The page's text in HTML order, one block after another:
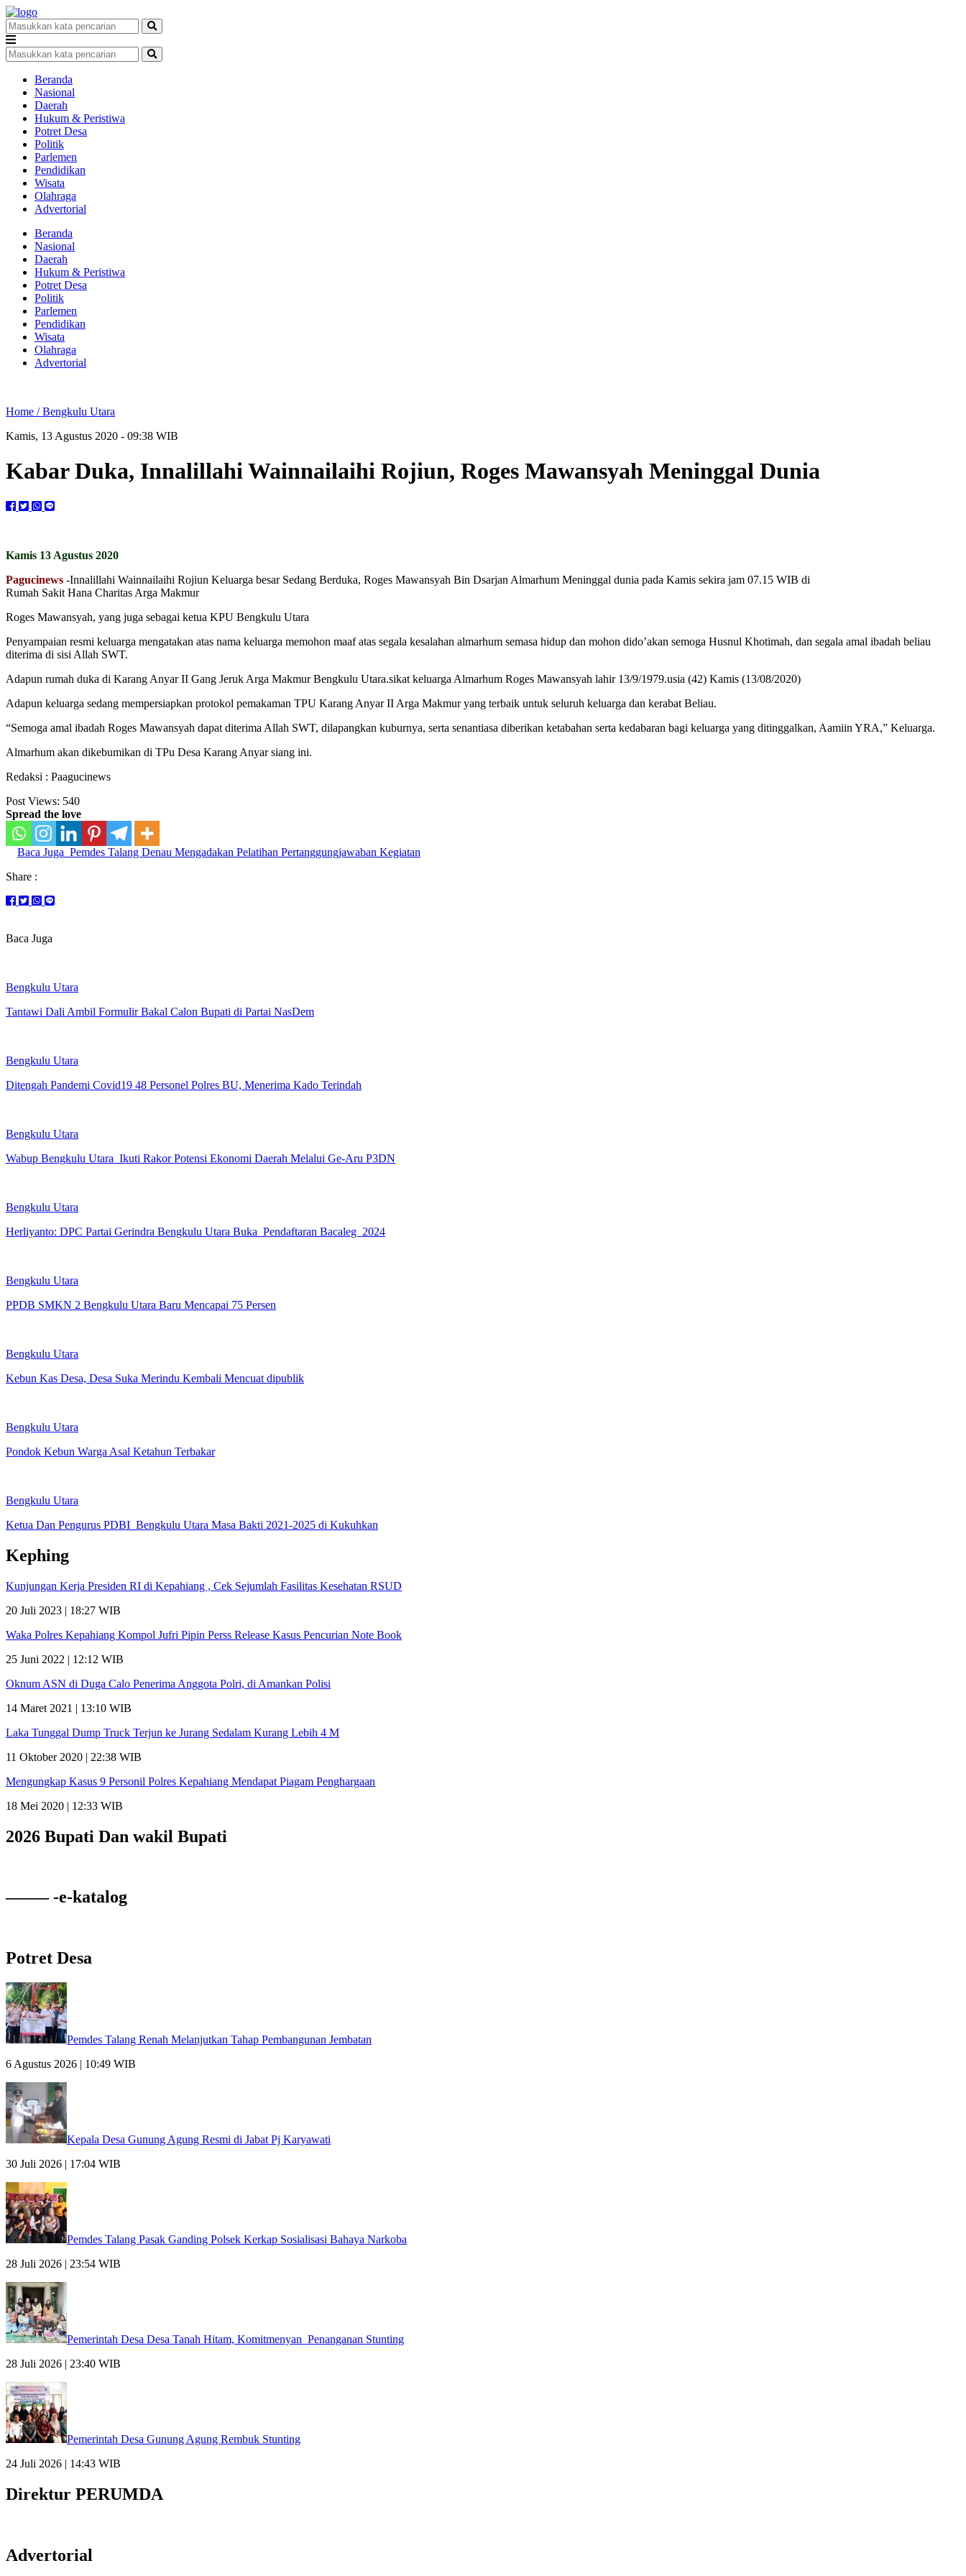
Beranda
Nasional
Daerah
Hukum & Peristiwa
Potret Desa
Politik
Parlemen
Pendidikan
Wisata
Olahraga
Advertorial
Beranda
Nasional
Daerah
Hukum & Peristiwa
Potret Desa
Politik
Parlemen
Pendidikan
Wisata
Olahraga
Advertorial
Home /Bengkulu Utara
Kamis, 13 Agustus 2020 - 09:38 WIB
Kabar Duka, Innalillahi Wainnailaihi Rojiun, Roges Mawansyah Meninggal Dunia
Kamis 13 Agustus 2020
Pagucinews -Innalillahi Wainnailaihi Rojiun Keluarga besar Sedang Berduka, Roges Mawansyah Bin Dsarjan Almarhum Meninggal dunia pada Kamis sekira jam 07.15 WIB di
Rumah Sakit Hana Charitas Arga Makmur
Roges Mawansyah, yang juga sebagai ketua KPU Bengkulu Utara
Penyampaian resmi keluarga mengatakan atas nama keluarga memohon maaf atas segala kesalahan almarhum semasa hidup dan mohon dido’akan semoga Husnul Khotimah, dan segala amal ibadah beliau
diterima di sisi Allah SWT.
Adapun rumah duka di Karang Anyar II Gang Jeruk Arga Makmur Bengkulu Utara.sikat keluarga Almarhum Roges Mawansyah lahir 13/9/1979.usia (42) Kamis (13/08/2020)
Adapun keluarga sedang mempersiapkan protokol pemakaman TPU Karang Anyar II Arga Makmur yang terbaik untuk seluruh keluarga dan kerabat Beliau.
“Semoga amal ibadah Roges Mawansyah dapat diterima Allah SWT, dilapangkan kuburnya, serta senantiasa diberikan ketabahan serta kedabaran bagi keluarga yang ditinggalkan, Aamiin YRA,” Keluarga.
Almarhum akan dikebumikan di TPu Desa Karang Anyar siang ini.
Redaksi : Paagucinews
Post Views: 540
Spread the love
Baca Juga Pemdes Talang Denau Mengadakan Pelatihan Pertanggungjawaban Kegiatan
Share :
Baca Juga
Bengkulu Utara
Tantawi Dali Ambil Formulir Bakal Calon Bupati di Partai NasDem
Bengkulu Utara
Ditengah Pandemi Covid19 48 Personel Polres BU, Menerima Kado Terindah
Bengkulu Utara
Wabup Bengkulu Utara Ikuti Rakor Potensi Ekonomi Daerah Melalui Ge-Aru P3DN
Bengkulu Utara
Herliyanto: DPC Partai Gerindra Bengkulu Utara Buka Pendaftaran Bacaleg 2024
Bengkulu Utara
PPDB SMKN 2 Bengkulu Utara Baru Mencapai 75 Persen
Bengkulu Utara
Kebun Kas Desa, Desa Suka Merindu Kembali Mencuat dipublik
Bengkulu Utara
Pondok Kebun Warga Asal Ketahun Terbakar
Bengkulu Utara
Ketua Dan Pengurus PDBI Bengkulu Utara Masa Bakti 2021-2025 di Kukuhkan
Kephing
Kunjungan Kerja Presiden RI di Kepahiang , Cek Sejumlah Fasilitas Kesehatan RSUD
20 Juli 2023 | 18:27 WIB
Waka Polres Kepahiang Kompol Jufri Pipin Perss Release Kasus Pencurian Note Book
25 Juni 2022 | 12:12 WIB
Oknum ASN di Duga Calo Penerima Anggota Polri, di Amankan Polisi
14 Maret 2021 | 13:10 WIB
Laka Tunggal Dump Truck Terjun ke Jurang Sedalam Kurang Lebih 4 M
11 Oktober 2020 | 22:38 WIB
Mengungkap Kasus 9 Personil Polres Kepahiang Mendapat Piagam Penghargaan
18 Mei 2020 | 12:33 WIB
2026 Bupati Dan wakil Bupati
——– -e-katalog
Potret Desa
Pemdes Talang Renah Melanjutkan Tahap Pembangunan Jembatan
6 Agustus 2026 | 10:49 WIB
Kepala Desa Gunung Agung Resmi di Jabat Pj Karyawati
30 Juli 2026 | 17:04 WIB
Pemdes Talang Pasak Ganding Polsek Kerkap Sosialisasi Bahaya Narkoba
28 Juli 2026 | 23:54 WIB
Pemerintah Desa Desa Tanah Hitam, Komitmenyan Penanganan Stunting
28 Juli 2026 | 23:40 WIB
Pemerintah Desa Gunung Agung Rembuk Stunting
24 Juli 2026 | 14:43 WIB
Direktur PERUMDA
Advertorial